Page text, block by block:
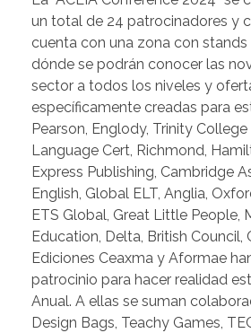
un total de 24 patrocinadores y
cuenta con una zona con stands
dónde se podrán conocer las
sector a todos los niveles y
específicamente creadas para
Pearson, Englody, Trinity
Language Cert, Richmond,
Express Publishing, Cambridge
English, Global ELT, Anglia,
ETS Global, Great Little People,
Education, Delta, British Council,
Ediciones Ceaxma y Aformae
patrocinio para hacer realidad
Anual. A ellas se suman
Design Bags, Teachy Games,